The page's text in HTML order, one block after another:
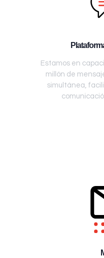
Estamos en
millón de
simultánea,